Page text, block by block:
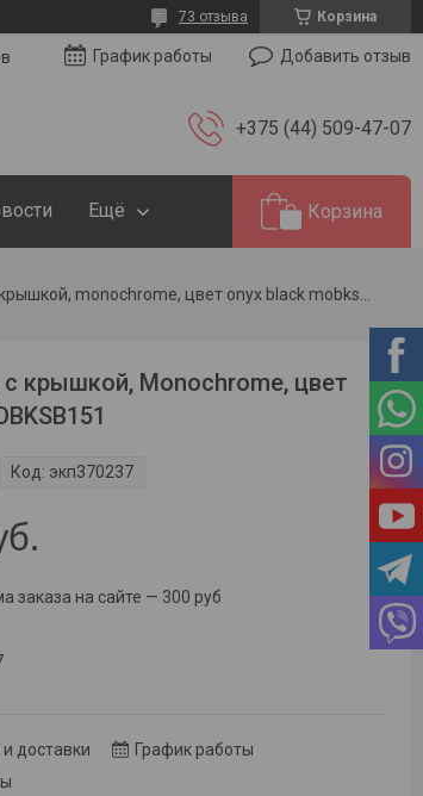
Корзина
73 отзыва
График работы Добавить отзыв
+375 (44) 509-47-07
Ещё Корзина
Чайник 0,42л, с крышкой, monochrome, цвет onyx black mobksb151
с крышкой, Monochrome, цвет
Код: экп370237
заказа на сайте — 300 руб
доставки
График работы